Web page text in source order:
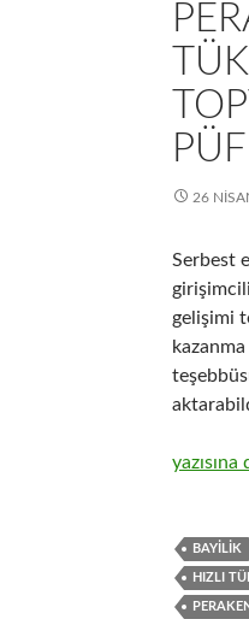
26
Serbest
gelişimi
14-Zincir
BAYILIK
HIZLI